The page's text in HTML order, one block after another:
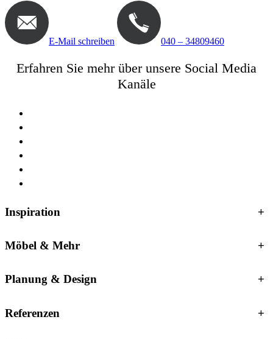
E-Mail schreiben 040 – 34809460
Erfahren Sie mehr über unsere Social Media
Kanäle
Inspiration +
Möbel & Mehr +
Planung & Design +
Referenzen +